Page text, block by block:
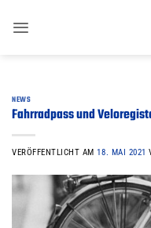
Inhalt
NEWS
Fahrradpass und
VERÖFFENTLICHT AM18. MAI 2021